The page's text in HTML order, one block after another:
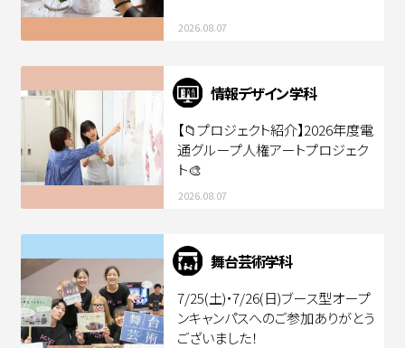
2026.08.07
情報デザイン学科
【📁プロジェクト紹介】2026年度電
通グループ人権アートプロジェク
ト🎨
2026.08.07
舞台芸術学科
7/25(土)・7/26(日)ブース型オープ
ンキャンパスへのご参加ありがとう
ございました！